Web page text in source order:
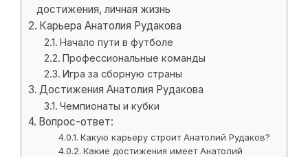
достижения, личная жизнь
Карьера Анатолия Рудакова
Начало пути в футболе
Профессиональные команды
Игра за сборную страны
Достижения Анатолия Рудакова
Чемпионаты и кубки
Вопрос-ответ:
Какую карьеру строит Анатолий Рудаков?
Какие достижения имеет Анатолий